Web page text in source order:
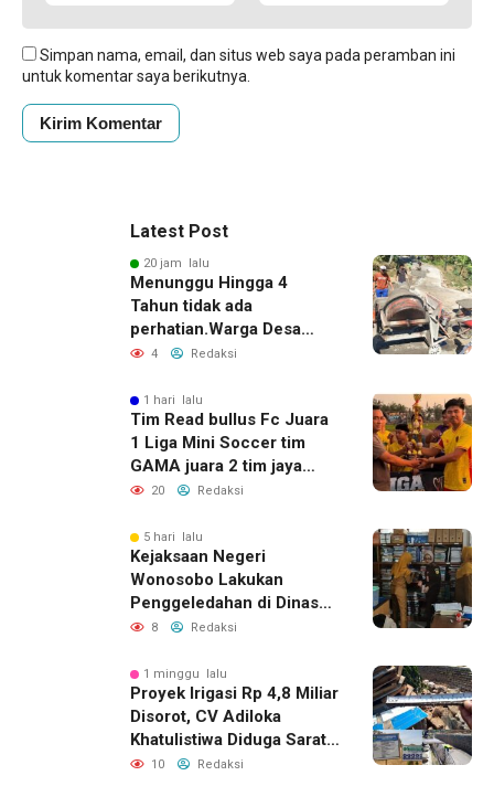
Simpan nama, email, dan situs web saya pada peramban ini
untuk komentar saya berikutnya.
Latest Post
20 jam lalu
Menunggu Hingga 4
Tahun tidak ada
perhatian.Warga Desa
Medono swadaya perbaiki
Wadaslintang
4 Redaksi
1 hari lalu
Tim Read bullus Fc Juara
1 Liga Mini Soccer tim
GAMA juara 2 tim jaya
sakti juara 3 ksatria muda
Meriahkan HUT RI ke-81
20 Redaksi
5 hari lalu
Kejaksaan Negeri
Wonosobo Lakukan
Penggeledahan di Dinas
Sosial untuk Dalami
Program PKH
8 Redaksi
1 minggu lalu
Proyek Irigasi Rp 4,8 Miliar
Disorot, CV Adiloka
Khatulistiwa Diduga Sarat
Korupsi
10 Redaksi